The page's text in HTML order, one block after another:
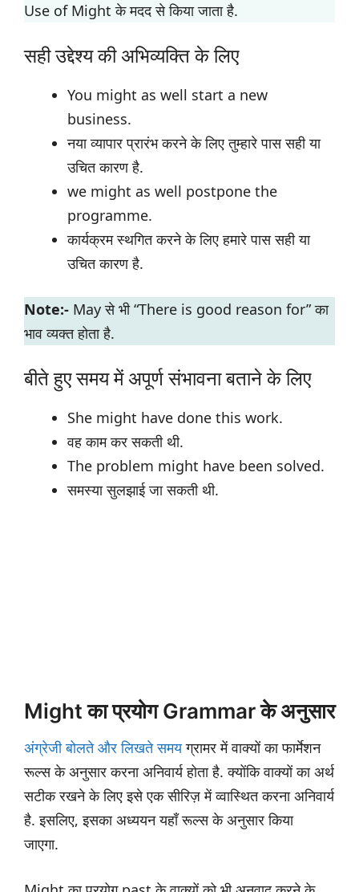
Use of Might के मदद से किया जाता है.
सही उद्देश्य की अभिव्यक्ति के लिए
You might as well start a new
business.
नया व्यापार प्रारंभ करने के लिए तुम्हारे पास सही या
उचित कारण है.
we might as well postpone the
programme.
कार्यक्रम स्थगित करने के लिए हमारे पास सही या
उचित कारण है.
Note:- May से भी “There is good reason for” का
भाव व्यक्त होता है.
बीते हुए समय में अपूर्ण संभावना बताने के लिए
She might have done this work.
वह काम कर सकती थी.
The problem might have been solved.
समस्या सुलझाई जा सकती थी.
Might का प्रयोग Grammar के अनुसार
अंग्रेजी बोलते और लिखते समयग्रामर में वाक्यों का फार्मेशन
रूल्स के अनुसार करना अनिवार्य होता है. क्योंकि वाक्यों का अर्थ
सटीक रखने के लिए इसे एक सीरिज़ में व्वास्थित करना अनिवार्य
है. इसलिए, इसका अध्ययन यहाँ रूल्स के अनुसार किया
जाएगा.